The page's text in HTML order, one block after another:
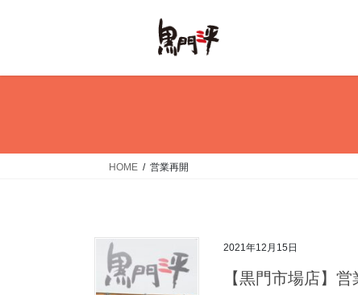
HOME 営業再開
2021年12月15日
【黒門市場店】